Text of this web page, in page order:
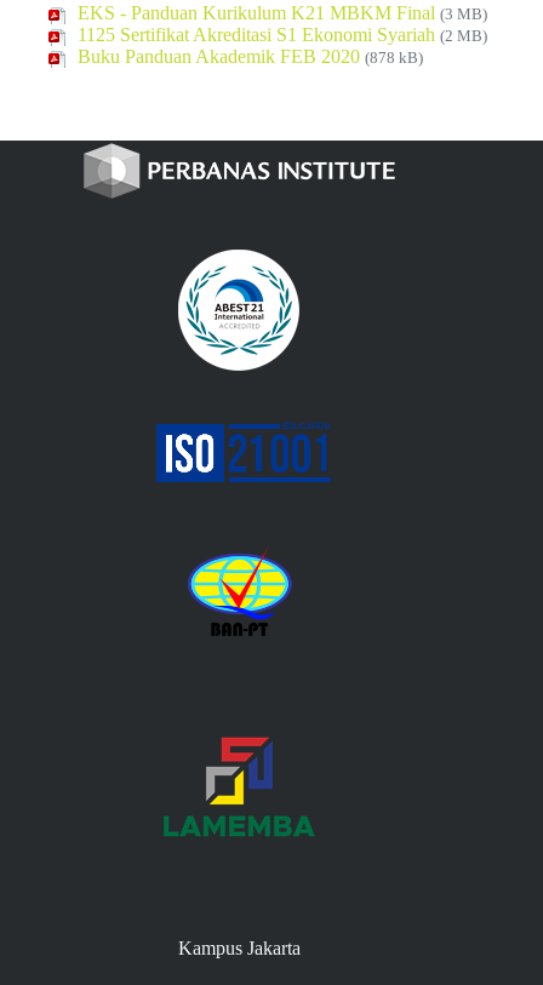
EKS - Panduan Kurikulum K21 MBKM Final (3 MB)
1125 Sertifikat Akreditasi S1 Ekonomi Syariah (2 MB)
Buku Panduan Akademik FEB 2020 (878 kB)
Kampus Jakarta